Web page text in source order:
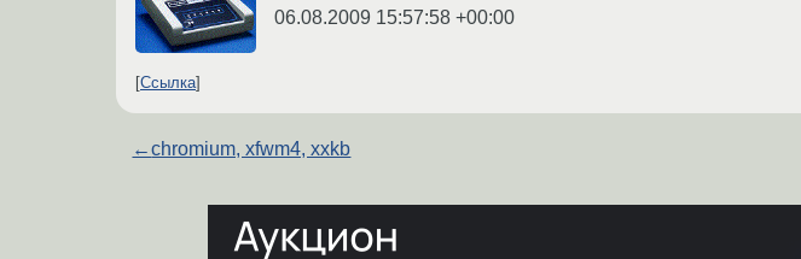
06.08.2009 15:57:58 +00:00
Ссылка
←chromium, xfwm4, xxkb